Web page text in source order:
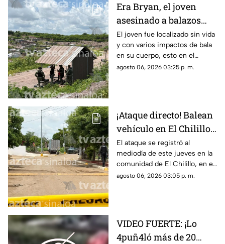
Era Bryan, el joven
asesinado a balazos
cerca del basurón de
Culiacán
El joven fue localizado sin vida
y con varios impactos de bala
en su cuerpo, esto en el
relleno sanitario de Culiacán,
agosto 06, 2026 03:25 p. m.
¡Ataque directo! Balean
vehículo en El Chilillo,
en Mazatlán; hay un
herido
El ataque se registró al
mediodía de este jueves en la
comunidad de El Chilillo, en el
municipio de Mazatlán, Sinaloa
agosto 06, 2026 03:05 p. m.
VIDEO FUERTE: ¡Lo
4puñ4ló más de 20